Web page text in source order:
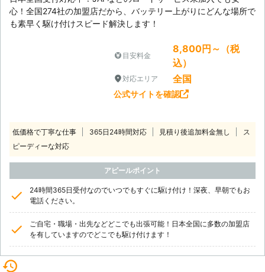
ス」へ。 24時間年中無休で対応して
おりますので、いつでもお気軽にご相
談ください。
心！全国274社の加盟店だから、バッテリー上がりにどんな場所で
も素早く駆け付けスピード解決します！
目安料金
8,800円～（税
込）
対応エリア 全国
公式サイトを確認
低価格で丁寧な仕事 365日24時間対応 見積り後追加料金無し
ス
ピーディーな対応
アピールポイント
24時間365日受付なのでいつでもすぐに駆け付け！深夜、早朝でもお
電話ください。
ご自宅・職場・出先などどこでも出張可能！日本全国に多数の加盟店
を有していますのでどこでも駆け付けます！